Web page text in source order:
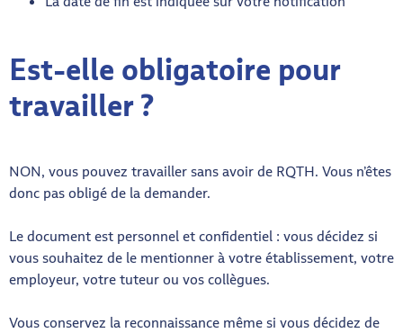
Est-elle obligatoire pour
travailler ?
NON, vous pouvez travailler sans avoir de RQTH. Vous n’êtes
donc pas obligé de la demander.
Le document est personnel et confidentiel : vous décidez si
vous souhaitez de le mentionner à votre établissement, votre
employeur, votre tuteur ou vos collègues.
Vous conservez la reconnaissance même si vous décidez de